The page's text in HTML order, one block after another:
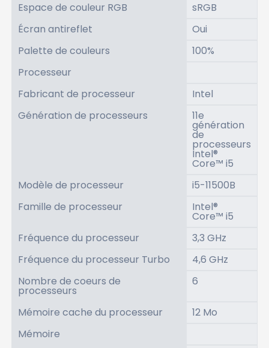
Espace de couleur RGB
sRGB
Écran antireflet
Oui
Palette de couleurs
100%
Processeur
Fabricant de processeur
Intel
Génération de processeurs
11e
génération
de
processeurs
Intel®
Core™ i5
Modèle de processeur
i5-11500B
Famille de processeur
Intel®
Core™ i5
Fréquence du processeur
3,3 GHz
Fréquence du processeur Turbo
4,6 GHz
Nombre de coeurs de
processeurs
6
Mémoire cache du processeur
12 Mo
Mémoire